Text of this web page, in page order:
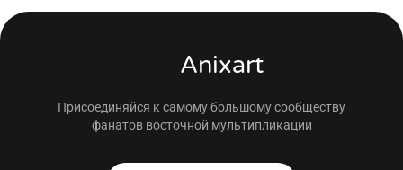
Anixart
Присоединяйся к самому большому сообществу
фанатов восточной мультипликации